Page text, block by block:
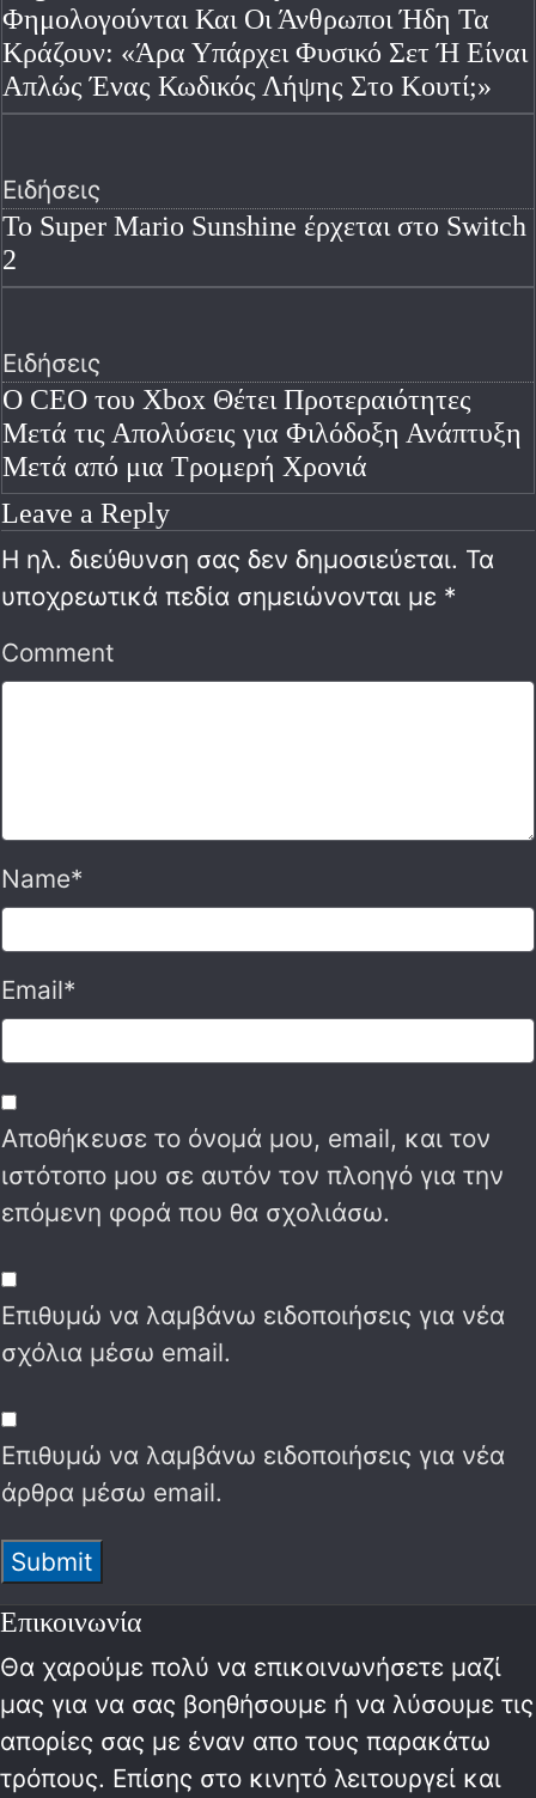
Φημολογούνται Και Οι Άνθρωποι Ήδη Τα
Κράζουν: «Άρα Υπάρχει Φυσικό Σετ Ή Είναι
Απλώς Ένας Κωδικός Λήψης Στο Κουτί;»
Ειδήσεις
Το Super Mario Sunshine έρχεται στο Switch
2
Ειδήσεις
Ο CEO του Xbox Θέτει Προτεραιότητες
Μετά τις Απολύσεις για Φιλόδοξη Ανάπτυξη
Μετά από μια Τρομερή Χρονιά
Leave a Reply
Η ηλ. διεύθυνση σας δεν δημοσιεύεται. Τα
υποχρεωτικά πεδία σημειώνονται με *
Comment
Name*
Email*
Αποθήκευσε το όνομά μου, email, και τον
ιστότοπο μου σε αυτόν τον πλοηγό για την
επόμενη φορά που θα σχολιάσω.
Επιθυμώ να λαμβάνω ειδοποιήσεις για νέα
σχόλια μέσω email.
Επιθυμώ να λαμβάνω ειδοποιήσεις για νέα
άρθρα μέσω email.
Επικοινωνία
Θα χαρούμε πολύ να επικοινωνήσετε μαζί
μας για να σας βοηθήσουμε ή να λύσουμε τις
απορίες σας με έναν απο τους παρακάτω
τρόπους. Επίσης στο κινητό λειτoυργεί και